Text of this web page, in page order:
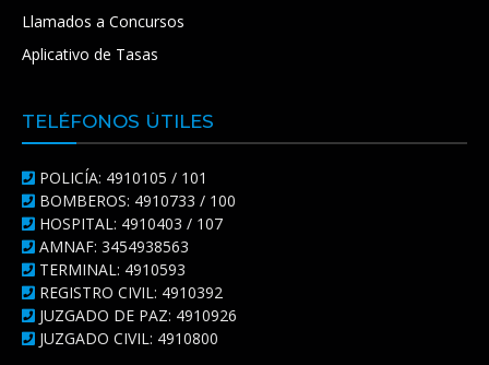
Llamados a Concursos
Aplicativo de Tasas
TELÉFONOS ÚTILES
POLICÍA: 4910105 / 101
BOMBEROS: 4910733 / 100
HOSPITAL: 4910403 / 107
AMNAF: 3454938563
TERMINAL: 4910593
REGISTRO CIVIL: 4910392
JUZGADO DE PAZ: 4910926
JUZGADO CIVIL: 4910800